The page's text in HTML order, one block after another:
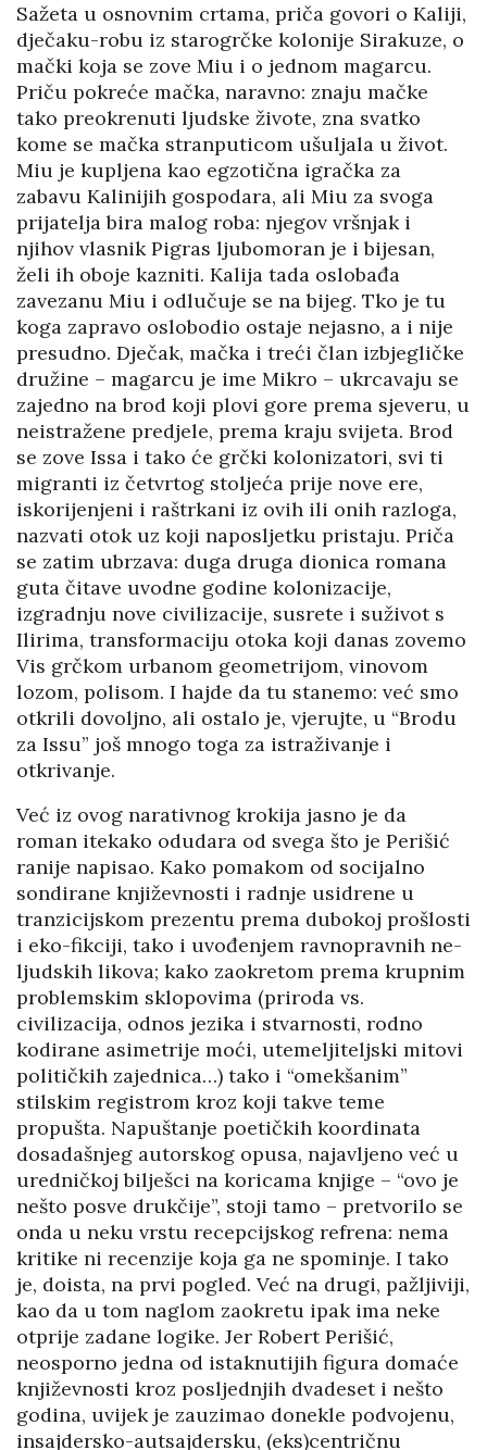
Sažeta u osnovnim crtama, priča govori o Kaliji,
dječaku-robu iz starogrčke kolonije Sirakuze, o
mački koja se zove Miu i o jednom magarcu.
Priču pokreće mačka, naravno: znaju mačke
tako preokrenuti ljudske živote, zna svatko
kome se mačka stranputicom ušuljala u život.
Miu je kupljena kao egzotična igračka za
zabavu Kalinijih gospodara, ali Miu za svoga
prijatelja bira malog roba: njegov vršnjak i
njihov vlasnik Pigras ljubomoran je i bijesan,
želi ih oboje kazniti. Kalija tada oslobađa
zavezanu Miu i odlučuje se na bijeg. Tko je tu
koga zapravo oslobodio ostaje nejasno, a i nije
presudno. Dječak, mačka i treći član izbjegličke
družine – magarcu je ime Mikro – ukrcavaju se
zajedno na brod koji plovi gore prema sjeveru, u
neistražene predjele, prema kraju svijeta. Brod
se zove Issa i tako će grčki kolonizatori, svi ti
migranti iz četvrtog stoljeća prije nove ere,
iskorijenjeni i raštrkani iz ovih ili onih razloga,
nazvati otok uz koji naposljetku pristaju. Priča
se zatim ubrzava: duga druga dionica romana
guta čitave uvodne godine kolonizacije,
izgradnju nove civilizacije, susrete i suživot s
Ilirima, transformaciju otoka koji danas zovemo
Vis grčkom urbanom geometrijom, vinovom
lozom, polisom. I hajde da tu stanemo: već smo
otkrili dovoljno, ali ostalo je, vjerujte, u “Brodu
za Issu” još mnogo toga za istraživanje i
otkrivanje.
Već iz ovog narativnog krokija jasno je da
roman itekako odudara od svega što je Perišić
ranije napisao. Kako pomakom od socijalno
sondirane književnosti i radnje usidrene u
tranzicijskom prezentu prema dubokoj prošlosti
i eko-fikciji, tako i uvođenjem ravnopravnih ne-
ljudskih likova; kako zaokretom prema krupnim
problemskim sklopovima (priroda vs.
civilizacija, odnos jezika i stvarnosti, rodno
kodirane asimetrije moći, utemeljiteljski mitovi
političkih zajednica…) tako i “omekšanim”
stilskim registrom kroz koji takve teme
propušta. Napuštanje poetičkih koordinata
dosadašnjeg autorskog opusa, najavljeno već u
uredničkoj bilješci na koricama knjige – “ovo je
nešto posve drukčije”, stoji tamo – pretvorilo se
onda u neku vrstu recepcijskog refrena: nema
kritike ni recenzije koja ga ne spominje. I tako
je, doista, na prvi pogled. Već na drugi, pažljiviji,
kao da u tom naglom zaokretu ipak ima neke
otprije zadane logike. Jer Robert Perišić,
neosporno jedna od istaknutijih figura domaće
književnosti kroz posljednjih dvadeset i nešto
godina, uvijek je zauzimao donekle podvojenu,
insajdersko-autsajdersku, (eks)centričnu